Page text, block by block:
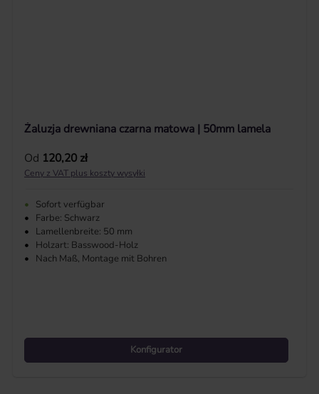
Żaluzja drewniana czarna matowa | 50mm lamela
Cena regularna:
Od 120,20 zł
Ceny z VAT plus koszty wysyłki
•
Sofort verfügbar
•
Farbe: Schwarz
•
Lamellenbreite: 50 mm
•
Holzart: Basswood-Holz
•
Nach Maß, Montage mit Bohren
Konfigurator